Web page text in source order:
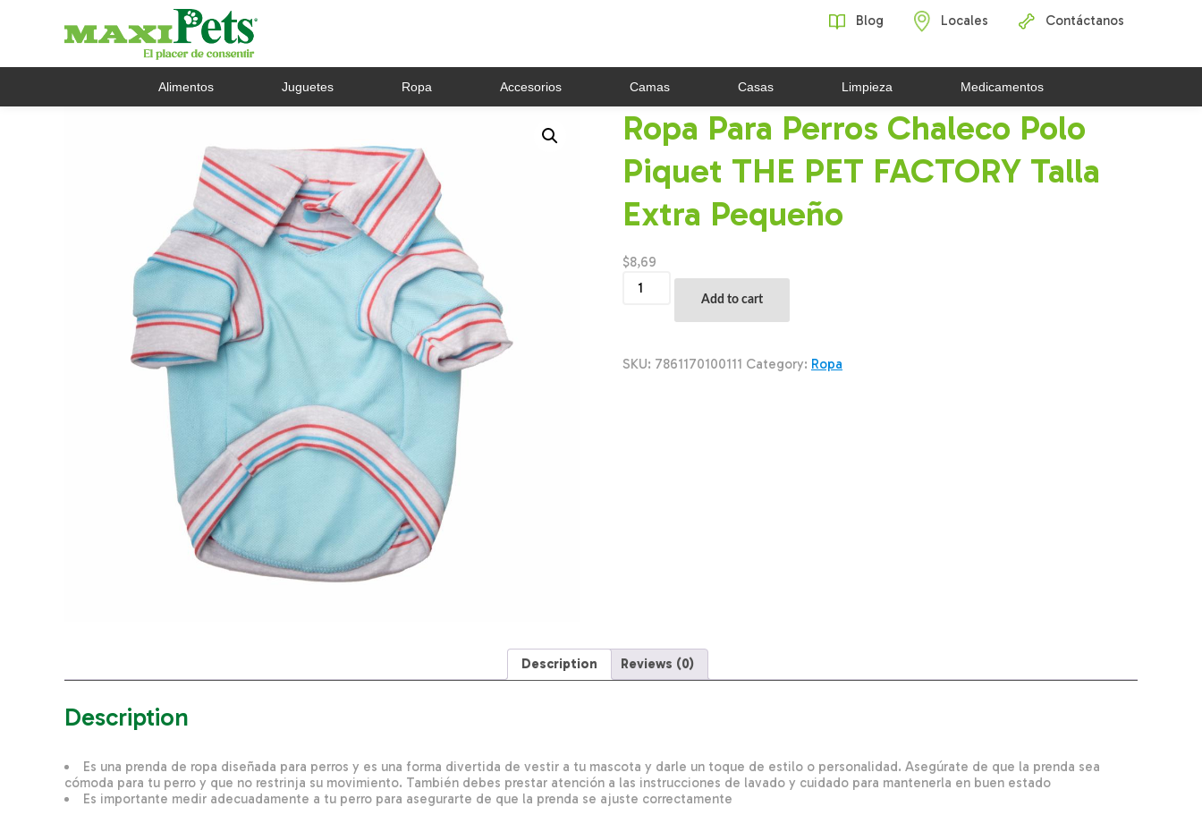
Blog Locales Contáctanos
Alimentos Juguetes Ropa Accesorios Camas Casas Limpieza Medicamentos
Ropa Para Perros Chaleco Polo
Piquet THE PET FACTORY Talla
Extra Pequeño
$8,69
Para
Piquet
Add to cart
SKU: 7861170100111 Category: Ropa
Description Reviews (0)
Description
Es una prenda de ropa diseñada para perros y es una forma divertida de vestir a tu mascota y darle un toque de estilo o personalidad. Asegúrate de que la prenda sea
cómoda para tu perro y que no restrinja su movimiento. También debes prestar atención a las instrucciones de lavado y cuidado para mantenerla en buen estado
Es importante medir adecuadamente a tu perro para asegurarte de que la prenda se ajuste correctamente